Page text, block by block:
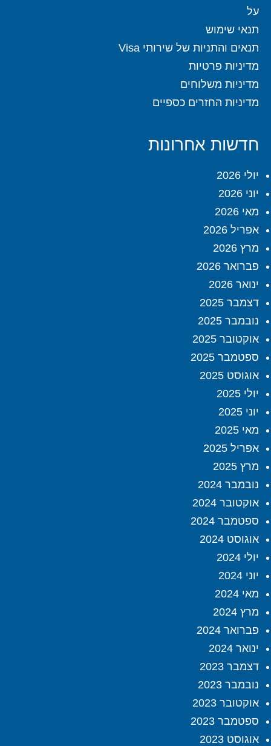
על
תנאי שימוש
תנאים והתניות של שירותי Visa
מדיניות פרטיות
מדיניות משלוחים
מדיניות החזרים כספיים
חדשות אחרונות
יולי 2026
יוני 2026
מאי 2026
אפריל 2026
מרץ 2026
פברואר 2026
ינואר 2026
דצמבר 2025
נובמבר 2025
אוקטובר 2025
ספטמבר 2025
אוגוסט 2025
יולי 2025
יוני 2025
מאי 2025
אפריל 2025
מרץ 2025
נובמבר 2024
אוקטובר 2024
ספטמבר 2024
אוגוסט 2024
יולי 2024
יוני 2024
מאי 2024
מרץ 2024
פברואר 2024
ינואר 2024
דצמבר 2023
נובמבר 2023
אוקטובר 2023
ספטמבר 2023
אוגוסט 2023